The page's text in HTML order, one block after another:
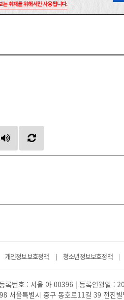
개인정보보호정책 | 청소년정보보호정책 |
록번호 : 서울 아 00396 | 등록연월일 :
서울특별시 중구 동호로11길 39 전진